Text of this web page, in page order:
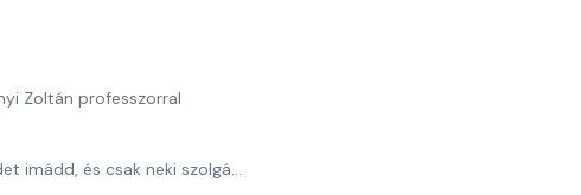
Zoltán professzorral
imádd, és csak neki szolgálj!